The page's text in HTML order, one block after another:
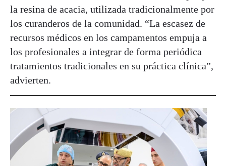
la resina de acacia, utilizada tradicionalmente por
los curanderos de la comunidad. “La escasez de
recursos médicos en los campamentos empuja a
los profesionales a integrar de forma periódica
tratamientos tradicionales en su práctica clínica”,
advierten.